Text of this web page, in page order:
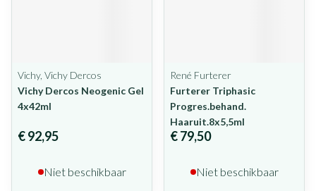
Vichy, Vichy Dercos
Vichy Dercos Neogenic Gel
4x42ml
€ 92,95
Niet beschikbaar
René Furterer
Furterer Triphasic
Progres.behand.
Haaruit.8x5,5ml
€ 79,50
Niet beschikbaar